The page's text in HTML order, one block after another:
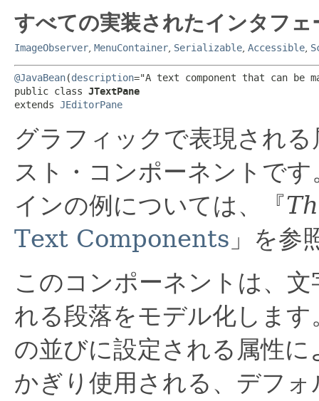
すべての実装されたインタフ
ImageObserver MenuContainer Serializable Accessible
@JavaBean(description="A text component that can
public class JTextPane
extends JEditorPane
グラフィックで表現され
スト・コンポーネントです
インの例については、『
Text Components 」を参
このコンポーネントは、
れる段落をモデル化します
の並びに設定される属性
かぎり使用される、デフ